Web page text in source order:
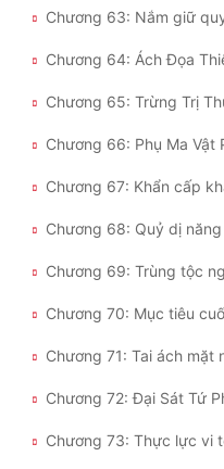
Chương 65: Trừng Trị
Chương 68: Quỷ dị
Chương 70: Mục tiêu
Chương 73: Thực lực vi